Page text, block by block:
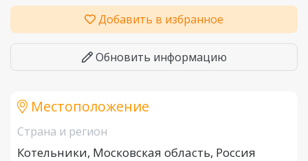
Добавить в избранное
Обновить информацию
Местоположение
Страна и регион
Котельники, Московская область, Россия